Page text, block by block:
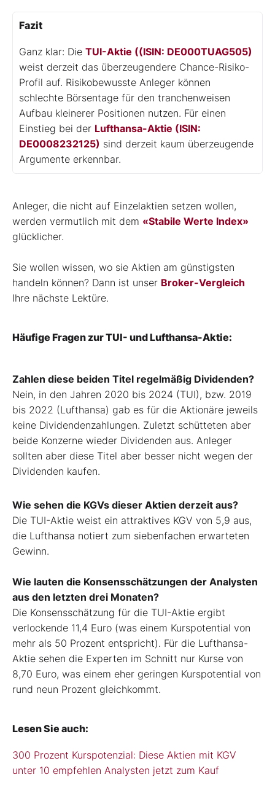
Fazit
Ganz klar: Die TUI-Aktie ((ISIN: DE000TUAG505)
weist derzeit das überzeugendere Chance-Risiko-
Profil auf. Risikobewusste Anleger können
schlechte Börsentage für den tranchenweisen
Aufbau kleinerer Positionen nutzen. Für einen
Einstieg bei der Lufthansa-Aktie (ISIN:
DE0008232125) sind derzeit kaum überzeugende
Argumente erkennbar.
Anleger, die nicht auf Einzelaktien setzen wollen,
werden vermutlich mit dem «Stabile Werte Index»
glücklicher.
Sie wollen wissen, wo sie Aktien am günstigsten
handeln können? Dann ist unser Broker-Vergleich
Ihre nächste Lektüre.
Häufige Fragen zur TUI- und Lufthansa-Aktie:
Zahlen diese beiden Titel regelmäßig Dividenden?
Nein, in den Jahren 2020 bis 2024 (TUI), bzw. 2019
bis 2022 (Lufthansa) gab es für die Aktionäre jeweils
keine Dividendenzahlungen. Zuletzt schütteten aber
beide Konzerne wieder Dividenden aus. Anleger
sollten aber diese Titel aber besser nicht wegen der
Dividenden kaufen.
Wie sehen die KGVs dieser Aktien derzeit aus?
Die TUI-Aktie weist ein attraktives KGV von 5,9 aus,
die Lufthansa notiert zum siebenfachen erwarteten
Gewinn.
Wie lauten die Konsensschätzungen der Analysten
aus den letzten drei Monaten?
Die Konsensschätzung für die TUI-Aktie ergibt
verlockende 11,4 Euro (was einem Kurspotential von
mehr als 50 Prozent entspricht). Für die Lufthansa-
Aktie sehen die Experten im Schnitt nur Kurse von
8,70 Euro, was einem eher geringen Kurspotential von
rund neun Prozent gleichkommt.
Lesen Sie auch:
300 Prozent Kurspotenzial: Diese Aktien mit KGV
unter 10 empfehlen Analysten jetzt zum Kauf